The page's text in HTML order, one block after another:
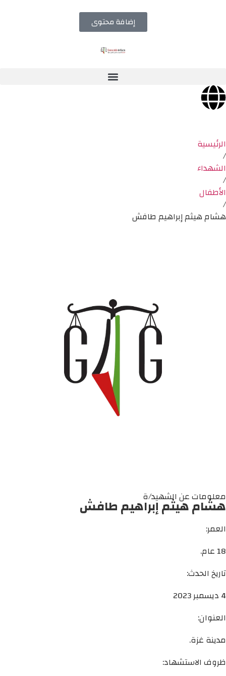
إضافة محتوى
الرئيسية
/
الشهداء
/
الأطفال
/
هشام هيثم إبراهيم طافش
معلومات عن الشهيد/ة
هشام هيثم إبراهيم طافش
العمر:
18 عام.
تاريخ الحدث:
4 ديسمبر 2023
العنوان:
مدينة غزة.
ظروف الاستشهاد: